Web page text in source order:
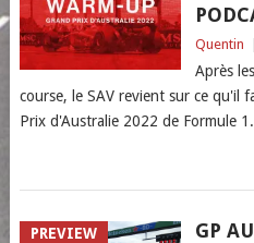
Quentin
Après
course, le SAV revient sur ce qu'il
Prix d'Australie 2022 de Formule 1.
PREVIEW
GP